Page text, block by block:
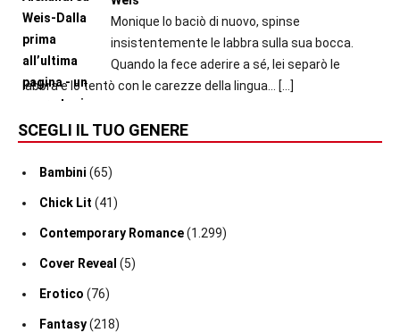
Monique lo baciò di nuovo, spinse
insistentemente le labbra sulla sua bocca.
Quando la fece aderire a sé, lei separò le
labbra e lo tentò con le carezze della lingua... […]
SCEGLI IL TUO GENERE
Bambini (65)
Chick Lit (41)
Contemporary Romance(1.299)
Cover Reveal (5)
Erotico (76)
Fantasy(218)